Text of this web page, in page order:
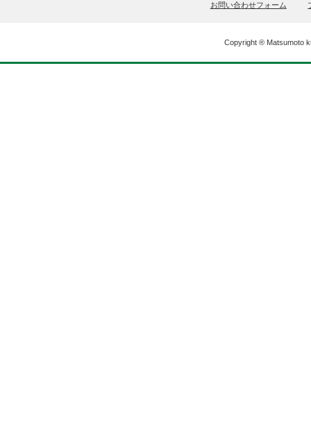
お問い合わせフォーム
Copyright ® Matsumoto